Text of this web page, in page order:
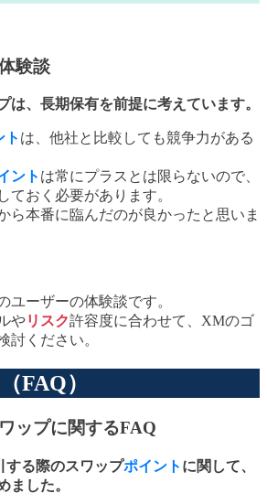
験談
は、長期保有を前提に考えています。
ト は、他社と比較しても競争力がある
ント は常にプラスとは限らないので、
ておく必要があります。
ら本番に臨んだのが良かったと思いま
ユーザーの体験談です。
やリスク許容度に合わせて、XMのゴ
討ください。
FAQ）
ップに関するFAQ
る際のスワップポイント に関して、
ました。